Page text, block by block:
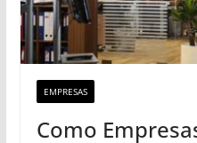
EMPRESAS
Como